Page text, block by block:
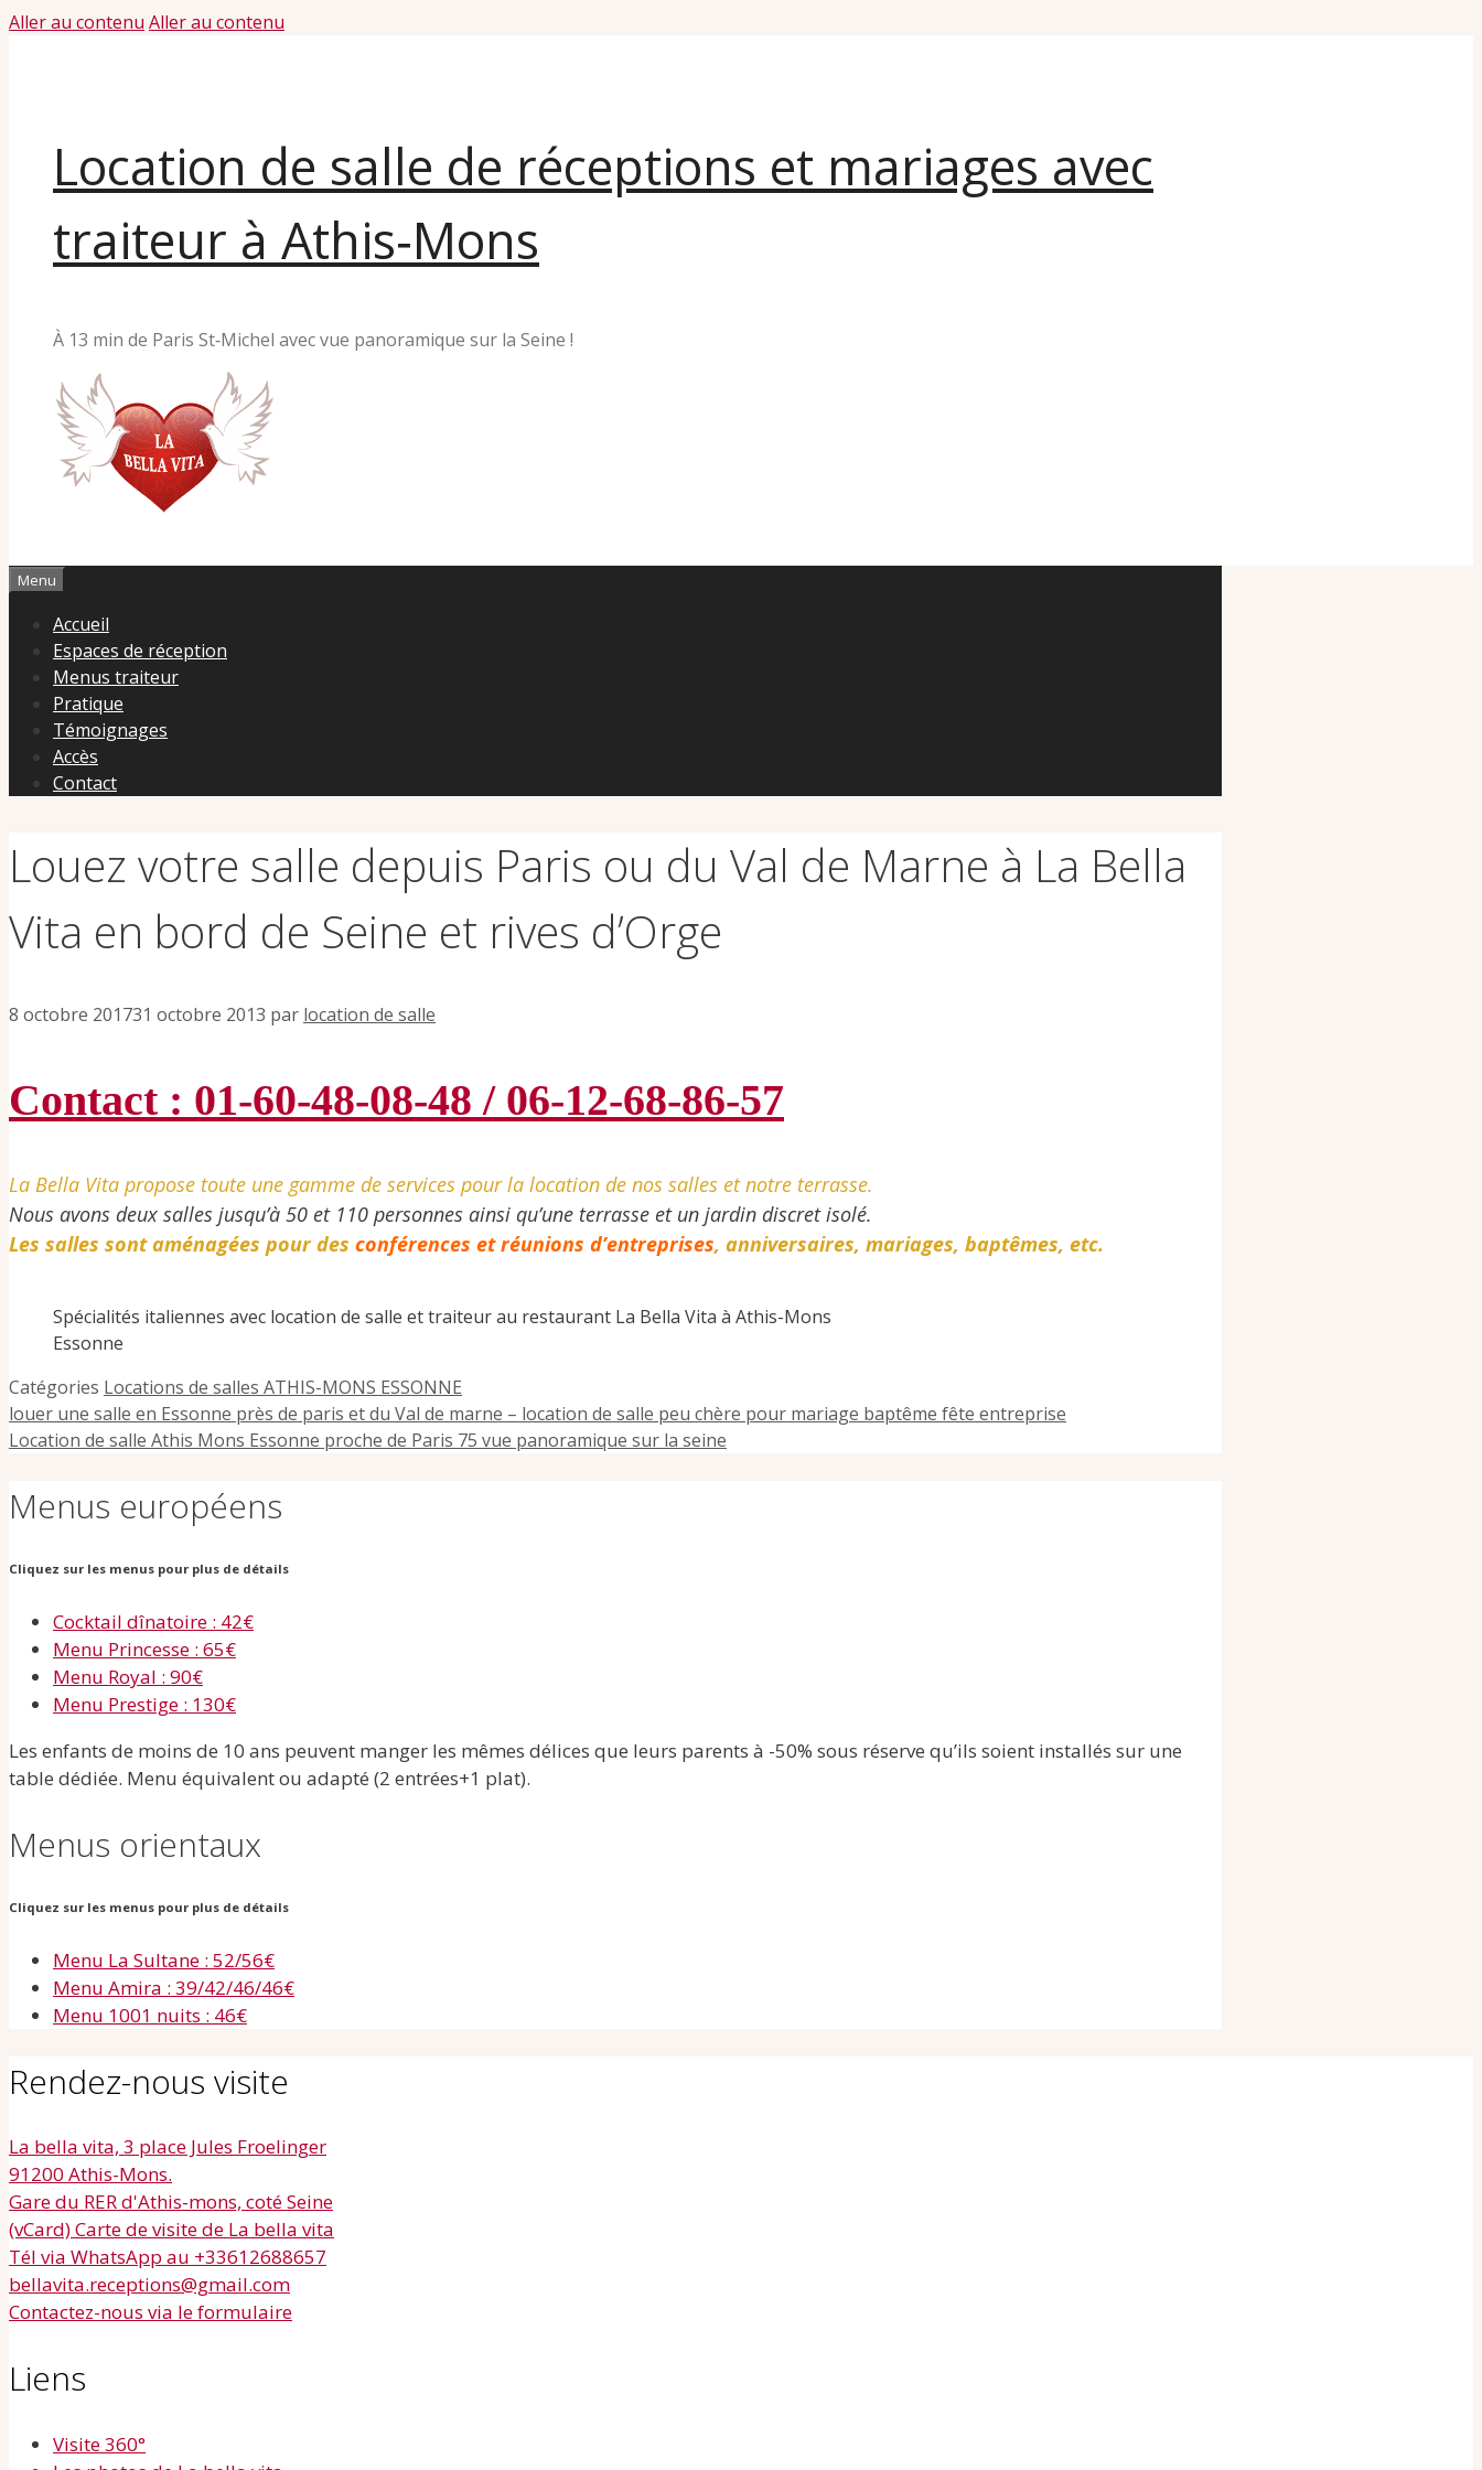
Aller au contenu Aller au contenu
Location de salle de réceptions et mariages avec
traiteur à Athis‑Mons
À 13 min de Paris St‑Michel avec vue panoramique sur la Seine !
Menu
Accueil
Espaces de réception
Menus traiteur
Pratique
Témoignages
Accès
Contact
Louez votre salle depuis Paris ou du Val de Marne à La Bella
Vita en bord de Seine et rives d’Orge
8 octobre 201731 octobre 2013 par location de salle
Contact : 01-60-48-08-48 / 06-12-68-86-57
La Bella Vita propose toute une gamme de services pour la location de nos salles et notre terrasse.
Nous avons deux salles jusqu’à 50 et 110 personnes ainsi qu’une terrasse et un jardin discret isolé.
Les salles sont aménagées pour des conférences et réunions d’entreprises, anniversaires, mariages, baptêmes, etc.
Spécialités italiennes avec location de salle et traiteur au restaurant La Bella Vita à Athis-Mons
Essonne
Catégories Locations de salles ATHIS-MONS ESSONNE
louer une salle en Essonne près de paris et du Val de marne – location de salle peu chère pour mariage baptême fête entreprise
Location de salle Athis Mons Essonne proche de Paris 75 vue panoramique sur la seine
Menus européens
Cliquez sur les menus pour plus de détails
Cocktail dînatoire : 42€
Menu Princesse : 65€
Menu Royal : 90€
Menu Prestige : 130€
Les enfants de moins de 10 ans peuvent manger les mêmes délices que leurs parents à -50% sous réserve qu’ils soient installés sur une
table dédiée. Menu équivalent ou adapté (2 entrées+1 plat).
Menus orientaux
Cliquez sur les menus pour plus de détails
Menu La Sultane : 52/56€
Menu Amira : 39/42/46/46€
Menu 1001 nuits : 46€
Rendez-nous visite
La bella vita, 3 place Jules Froelinger
91200 Athis-Mons.
Gare du RER d'Athis-mons, coté Seine
(vCard) Carte de visite de La bella vita
Tél via WhatsApp au +33612688657
bellavita.receptions@gmail.com
Contactez-nous via le formulaire
Liens
Visite 360°